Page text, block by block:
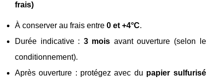
frais)
À conserver au frais entre 0 et +4°C.
Durée indicative : 3 mois avant ouverture (selon le
conditionnement).
Après ouverture : protégez avec du papier sulfurisé